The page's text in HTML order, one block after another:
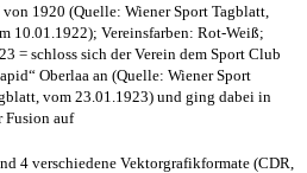
von 1920 (Quelle: Wiener Sport Tagblatt,
10.01.1922); Vereinsfarben: Rot-Weiß;
= schloss sich der Verein dem Sport Club
Oberlaa an (Quelle: Wiener Sport
vom 23.01.1923) und ging dabei in
Fusion auf
4 verschiedene Vektorgrafikformate (CDR,